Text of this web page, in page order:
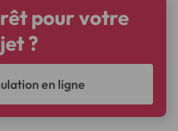
pour votre
?
en ligne